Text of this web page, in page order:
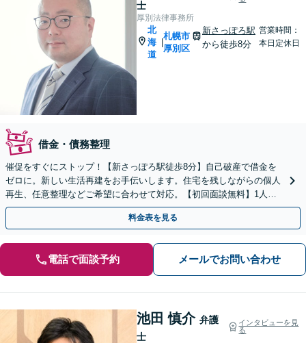
士
厚別法律事務所
北
海
道
札幌市
厚別区
新さっぽろ駅
から徒歩8分
営業時間：
本日定休日
借金・債務整理
催促をすぐにストップ！【新さっぽろ駅徒歩8分】自己破産で借金を
ゼロに。新しい生活再建をお手伝いします。住宅を残しながらの個人
再生、任意整理などご希望に合わせて対応。【初回面談無料】1人で
抱え込まず、お気軽にご相談ください。
料金表を見る
電話で面談予約 メールでお問い合わせ
池田 慎介 弁護
士
インタビューを見
る